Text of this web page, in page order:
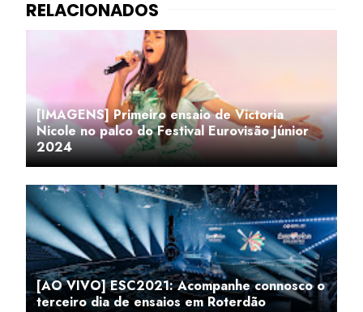
[IMAGENS] Primeiro ensaio de Victoria
Nicole no palco do Festival Eurovisão Júnior
2024
[AO VIVO] ESC2021: Acompanhe connosco o
terceiro dia de ensaios em Roterdão